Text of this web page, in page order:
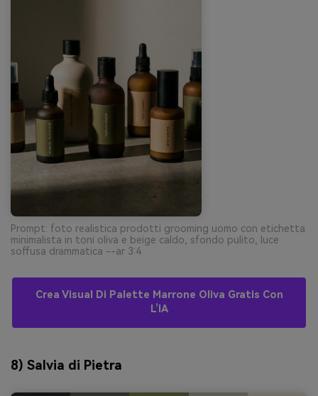
Prompt: foto realistica prodotti grooming uomo con etichetta
minimalista in toni oliva e beige caldo, sfondo pulito, luce
soffusa drammatica --ar 3:4
Crea Visual Di Palette Marrone Oliva Gratis Con
L’IA
8) Salvia di Pietra